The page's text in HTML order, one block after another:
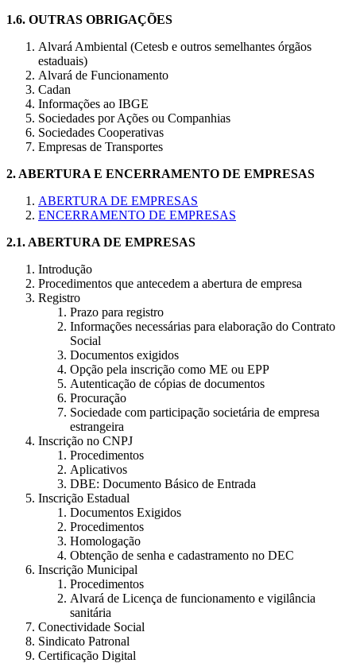
1.6. OUTRAS OBRIGAÇÕES
Alvará Ambiental (Cetesb e outros semelhantes órgãos
estaduais)
Alvará de Funcionamento
Cadan
Informações ao IBGE
Sociedades por Ações ou Companhias
Sociedades Cooperativas
Empresas de Transportes
2. ABERTURA E ENCERRAMENTO DE EMPRESAS
ABERTURA DE EMPRESAS
ENCERRAMENTO DE EMPRESAS
2.1. ABERTURA DE EMPRESAS
Introdução
Procedimentos que antecedem a abertura de empresa
Registro
Prazo para registro
Informações necessárias para elaboração do Contrato
Social
Documentos exigidos
Opção pela inscrição como ME ou EPP
Autenticação de cópias de documentos
Procuração
Sociedade com participação societária de empresa
estrangeira
Inscrição no CNPJ
Procedimentos
Aplicativos
DBE: Documento Básico de Entrada
Inscrição Estadual
Documentos Exigidos
Procedimentos
Homologação
Obtenção de senha e cadastramento no DEC
Inscrição Municipal
Procedimentos
Alvará de Licença de funcionamento e vigilância
sanitária
Conectividade Social
Sindicato Patronal
Certificação Digital